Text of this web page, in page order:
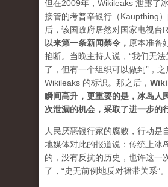
但在2009年，Wikileaks 泄露了
接管的考普辛银行（Kaupthing
后，该国政府居然对国家电视台
以来第一条新闻禁令 ， 原本准备
掐断。当晚主持人说，“我们无
了，但有一个组织可以做到”，
Wikileaks 的标识。那之后，
瞬间高升，更重要的是，冰岛人
次泄漏的机会，采取了进一步的
人民厌恶银行家的腐败，行动是
地媒体对此的报道说：传统上冰
的，没有反抗的历史，也许这一
了，“史无前例地反对裙带关系”。